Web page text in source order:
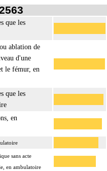
que les
ablation de
d'une
le fémur, en
que les
en
sans acte
en ambulatoire